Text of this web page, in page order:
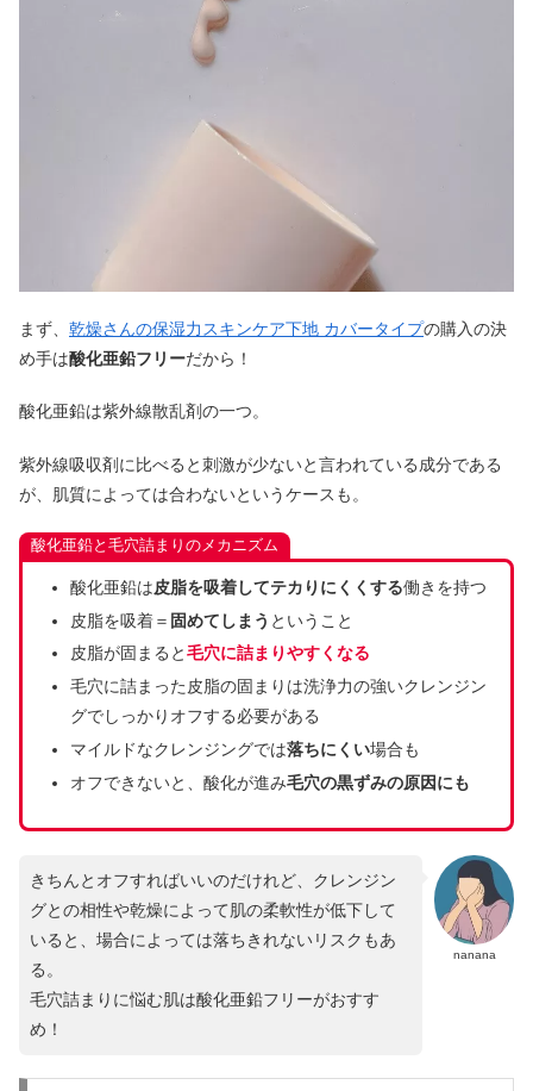
まず、 乾燥さんの保湿力スキンケア下地 カバータイプの購入の決
め手は酸化亜鉛フリーだから！
酸化亜鉛は紫外線散乱剤の一つ。
紫外線吸収剤に比べると刺激が少ないと言われている成分である
が、肌質によっては合わないというケースも。
酸化亜鉛と毛穴詰まりのメカニズム
酸化亜鉛は皮脂を吸着してテカりにくくする働きを持つ
皮脂を吸着＝ 固めてしまう ということ
皮脂が固まると毛穴に詰まりやすくなる
毛穴に詰まった皮脂の固まりは洗浄力の強いクレンジン
グでしっかりオフする必要がある
マイルドなクレンジングでは落ちにくい場合も
オフできないと、酸化が進み毛穴の黒ずみの原因にも
nanana
きちんとオフすればいいのだけれど、クレンジン
グとの相性や乾燥によって肌の柔軟性が低下して
いると、場合によっては落ちきれないリスクもあ
る。
毛穴詰まりに悩む肌は酸化亜鉛フリーがおすす
め！